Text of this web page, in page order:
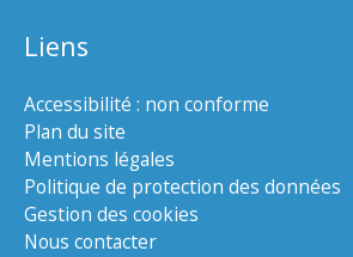
Liens
Accessibilité : non conforme
Plan du site
Mentions légales
Politique de protection des données
Gestion des cookies
Nous contacter